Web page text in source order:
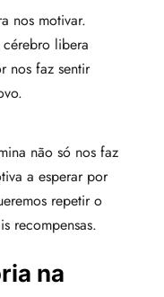
nos motivar.
libera
nos faz sentir
não só nos faz
a esperar por
repetir o
recompensas.
na